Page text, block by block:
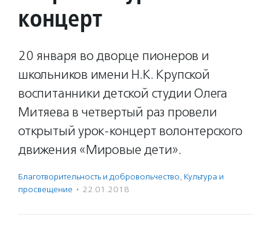
концерт
20 января во дворце пионеров и
школьников имени Н.К. Крупской
воспитанники детской студии Олега
Митяева в четвертый раз провели
открытый урок-концерт волонтерского
движения «Мировые дети».
Благотвори­тель­ность и доброволь­чест­во, Культура и
просвещение · 22.01.2018